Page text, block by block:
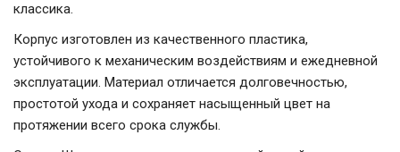
классика.
Корпус изготовлен из качественного пластика,
устойчивого к механическим воздействиям и ежедневной
эксплуатации. Материал отличается долговечностью,
простотой ухода и сохраняет насыщенный цвет на
протяжении всего срока службы.